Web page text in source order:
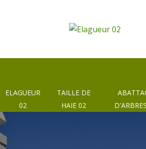
ELAGUEUR
02
TAILLE DE
HAIE 02